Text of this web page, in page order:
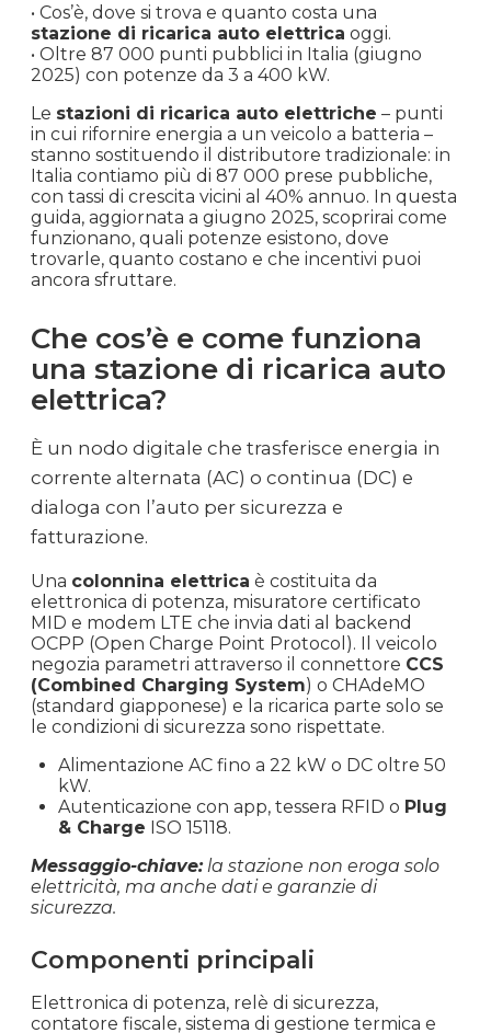
• Cos’è, dove si trova e quanto costa una
stazione di ricarica auto elettrica oggi.
• Oltre 87 000 punti pubblici in Italia (giugno
2025) con potenze da 3 a 400 kW.
Le stazioni di ricarica auto elettriche – punti
in cui rifornire energia a un veicolo a batteria –
stanno sostituendo il distributore tradizionale: in
Italia contiamo più di 87 000 prese pubbliche,
con tassi di crescita vicini al 40% annuo. In questa
guida, aggiornata a giugno 2025, scoprirai come
funzionano, quali potenze esistono, dove
trovarle, quanto costano e che incentivi puoi
ancora sfruttare.
Che cos’è e come funziona
una stazione di ricarica auto
elettrica?
È un nodo digitale che trasferisce energia in
corrente alternata (AC) o continua (DC) e
dialoga con l’auto per sicurezza e
fatturazione.
Una colonnina elettrica è costituita da
elettronica di potenza, misuratore certificato
MID e modem LTE che invia dati al backend
OCPP (Open Charge Point Protocol). Il veicolo
negozia parametri attraverso il connettore CCS
(Combined Charging System) o CHAdeMO
(standard giapponese) e la ricarica parte solo se
le condizioni di sicurezza sono rispettate.
Alimentazione AC fino a 22 kW o DC oltre 50
kW.
Autenticazione con app, tessera RFID o Plug
& Charge ISO 15118.
Messaggio-chiave:la stazione non eroga solo
elettricità, ma anche dati e garanzie di
sicurezza.
Componenti principali
Elettronica di potenza, relè di sicurezza,
contatore fiscale, sistema di gestione termica e